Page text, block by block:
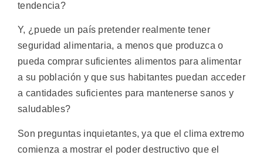
tendencia?
Y, ¿puede un país pretender realmente tener
seguridad alimentaria, a menos que produzca o
pueda comprar suficientes alimentos para alimentar
a su población y que sus habitantes puedan acceder
a cantidades suficientes para mantenerse sanos y
saludables?
Son preguntas inquietantes, ya que el clima extremo
comienza a mostrar el poder destructivo que el